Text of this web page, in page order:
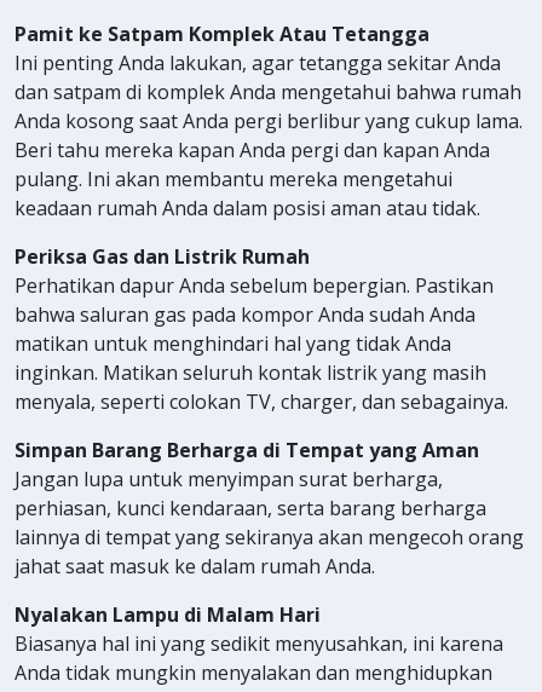
Pamit ke Satpam Komplek Atau Tetangga
Ini penting Anda lakukan, agar tetangga sekitar Anda
dan satpam di komplek Anda mengetahui bahwa rumah
Anda kosong saat Anda pergi berlibur yang cukup lama.
Beri tahu mereka kapan Anda pergi dan kapan Anda
pulang. Ini akan membantu mereka mengetahui
keadaan rumah Anda dalam posisi aman atau tidak.
Periksa Gas dan Listrik Rumah
Perhatikan dapur Anda sebelum bepergian. Pastikan
bahwa saluran gas pada kompor Anda sudah Anda
matikan untuk menghindari hal yang tidak Anda
inginkan. Matikan seluruh kontak listrik yang masih
menyala, seperti colokan TV, charger, dan sebagainya.
Simpan Barang Berharga di Tempat yang Aman
Jangan lupa untuk menyimpan surat berharga,
perhiasan, kunci kendaraan, serta barang berharga
lainnya di tempat yang sekiranya akan mengecoh orang
jahat saat masuk ke dalam rumah Anda.
Nyalakan Lampu di Malam Hari
Biasanya hal ini yang sedikit menyusahkan, ini karena
Anda tidak mungkin menyalakan dan menghidupkan